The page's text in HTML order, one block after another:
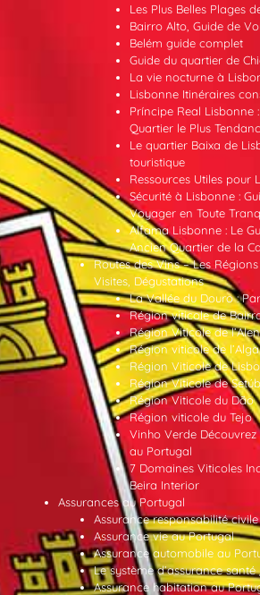
Les Plus Belles Plages
Bairro Alto, Guide de
Belém guide complet
Guide du quartier de
La vie nocturne à
Lisbonne Itinéraires
Príncipe Real Lisbonne
Quartier le Plus
Le quartier Baixa de
touristique
Ressources Utiles pour
Sécurité à Lisbonne :
Voyager en Toute
Alfama Lisbonne : Le
Ancien Quartier de la
Routes des Vins – Les
Visites, Dégustations
La Vallée du Douro :
Région viticole de
Région Viticole de
Région viticole de
Région Viticole de
Région Viticole de
Région Viticole du Dão
Région viticole du Tejo
Vinho Verde
au Portugal
7 Domaines Viticoles
Beira Interior
Assurances au Portugal
Assurance responsabilité
Assurance vie au Portugal
Assurance automobile au
Le système d’assurance
Assurance habitation au